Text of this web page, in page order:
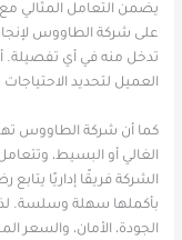
يضمن التعامل المثالي
على شركة الطاووس
تدخل منه في أي تفصيلة.
العميل لتحديد
كما أن شركة الطاووس
الغالي أو البسيط،
الشركة فريقًا إداريًا
بأكملها سهلة وسلسة.
الجودة، الأمان، والسعر